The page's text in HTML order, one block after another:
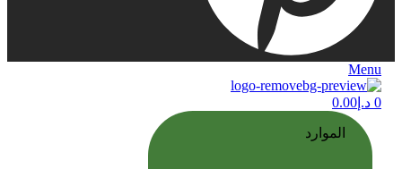
Menu
0 د.إ 0.00
الموارد